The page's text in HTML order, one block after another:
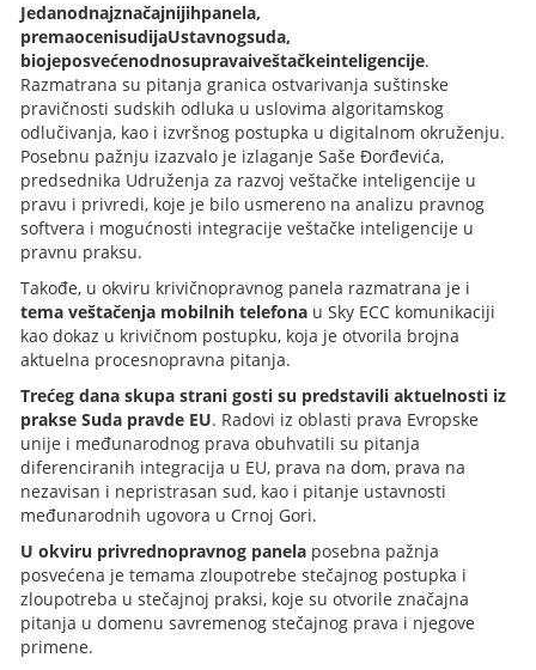
Jedanodnajznačajnijihpanela,
premaocenisudijaUstavnogsuda,
biojeposvećenodnosupravaiveštačkeinteligencije.
Razmatrana su pitanja granica ostvarivanja suštinske
pravičnosti sudskih odluka u uslovima algoritamskog
odlučivanja, kao i izvršnog postupka u digitalnom okruženju.
Posebnu pažnju izazvalo je izlaganje Saše Đorđevića,
predsednika Udruženja za razvoj veštačke inteligencije u
pravu i privredi, koje je bilo usmereno na analizu pravnog
softvera i mogućnosti integracije veštačke inteligencije u
pravnu praksu.
Takođe, u okviru krivičnopravnog panela razmatrana je i
tema veštačenja mobilnih telefona u Sky ECC komunikaciji
kao dokaz u krivičnom postupku, koja je otvorila brojna
aktuelna procesnopravna pitanja.
Trećeg dana skupa strani gosti su predstavili aktuelnosti iz
prakse Suda pravde EU. Radovi iz oblasti prava Evropske
unije i međunarodnog prava obuhvatili su pitanja
diferenciranih integracija u EU, prava na dom, prava na
nezavisan i nepristrasan sud, kao i pitanje ustavnosti
međunarodnih ugovora u Crnoj Gori.
U okviru privrednopravnog panela posebna pažnja
posvećena je temama zloupotrebe stečajnog postupka i
zloupotreba u stečajnoj praksi, koje su otvorile značajna
pitanja u domenu savremenog stečajnog prava i njegove
primene.